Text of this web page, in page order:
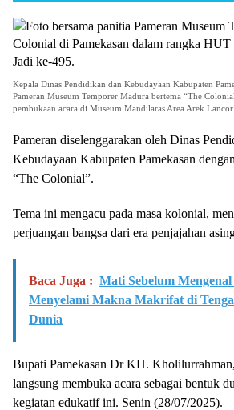
Kepala Dinas Pendidikan dan Kebudayaan Kabupaten
Pameran Museum Temporer Madura bertema “The
pembukaan acara di Museum Mandilaras Area Arek Lancor
Pameran diselenggarakan oleh Dinas
Kebudayaan Kabupaten Pamekasan
“The Colonial”.
Tema ini mengacu pada masa kolonial,
perjuangan bangsa dari era penjajahan
Baca Juga : Mati Sebelum
Menyelami Makna Makrifat di
Dunia
Bupati Pamekasan Dr KH.
langsung membuka acara sebagai bentuk
kegiatan edukatif ini. Senin (28/07/2025).